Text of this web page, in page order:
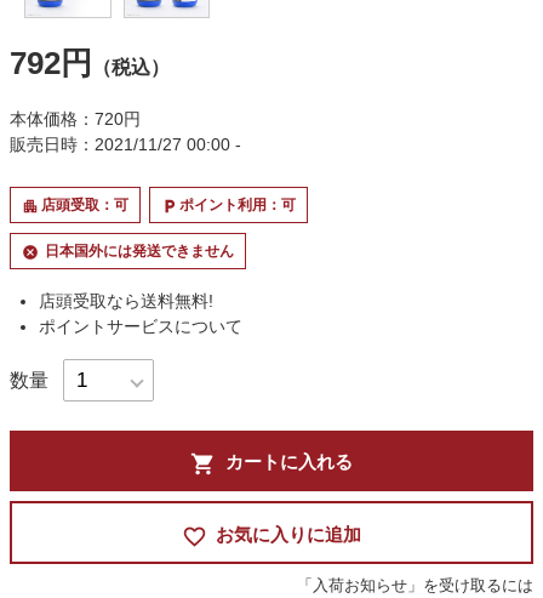
792円 （税込）
本体価格：720円
販売日時：2021/11/27 00:00 -
apartment 店頭受取：可 local_parking ポイント利用：可
cancel 日本国外には発送できません
店頭受取なら送料無料!
ポイントサービスについて
数量
shopping_cart カートに入れる
favorite_border お気に入りに追加
「入荷お知らせ」を受け取るには